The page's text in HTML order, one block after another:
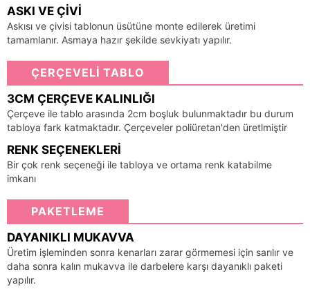
ASKI VE ÇIVI
Askısı ve çivisi tablonun üsütüne monte edilerek üretimi
tamamlanır. Asmaya hazır şekilde sevkiyatı yapılır.
ÇERÇEVELİ TABLO
3CM ÇERÇEVE KALINLIĞI
Çerçeve ile tablo arasında 2cm boşluk bulunmaktadır bu durum
tabloya fark katmaktadır. Çerçeveler poliüretan'den üretlmiştir
RENK SEÇENEKLERI
Bir çok renk seçeneği ile tabloya ve ortama renk katabilme
imkanı
PAKETLEME
DAYANIKLI MUKAVVA
Üretim işleminden sonra kenarları zarar görmemesi için sarılır ve
daha sonra kalın mukavva ile darbelere karşı dayanıklı paketi
yapılır.